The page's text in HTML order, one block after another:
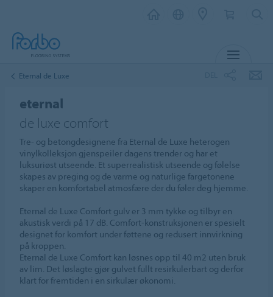
Eternal de Luxe
eternal
de luxe comfort
Tre- og betongdesignene fra Eternal de Luxe heterogen
vinylkolleksjon gjenspeiler dagens trender og har et
luksuriøst utseende. Et superrealistisk utseende og følelse
skapes av preging og de varme og naturlige fargetonene
skaper en komfortabel atmosfære der du føler deg hjemme.
Eternal de Luxe Comfort gulv er 3 mm tykke og tilbyr en
akustisk verdi på 17 dB. Comfort-konstruksjonen er spesielt
designet for komfort under føttene og redusert innvirkning
på kroppen.
Eternal de Luxe Comfort kan løsnes opp til 40 m2 uten bruk
av lim. Det løslagte gjør gulvet fullt resirkulerbart og derfor
klart for fremtiden i en sirkulær økonomi.